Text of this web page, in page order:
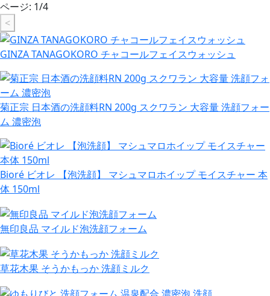
ページ: 1/4
<
GINZA TANAGOKORO チャコールフェイスウォッシュ
菊正宗 日本酒の洗顔料RN 200g スクワラン 大容量 洗顔フォー
ム 濃密泡
Bioré ビオレ 【泡洗顔】 マシュマロホイップ モイスチャー 本
体 150ml
無印良品 マイルド泡洗顔フォーム
草花木果 そうかもっか 洗顔ミルク